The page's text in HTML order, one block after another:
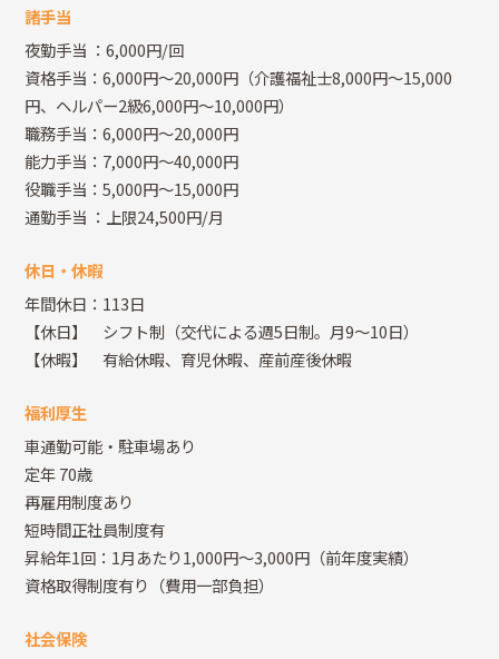
諸手当
夜勤手当 ：6,000円/回
資格手当：6,000円～20,000円（介護福祉士8,000円～15,000
円、ヘルパー2級6,000円～10,000円）
職務手当：6,000円～20,000円
能力手当：7,000円～40,000円
役職手当：5,000円～15,000円
通勤手当 ：上限24,500円/月
休日・休暇
年間休日：113日
【休日】 シフト制（交代による週5日制。月9～10日）
【休暇】 有給休暇、育児休暇、産前産後休暇
福利厚生
車通勤可能・駐車場あり
定年 70歳
再雇用制度あり
短時間正社員制度有
昇給年1回：1月あたり1,000円～3,000円（前年度実績）
資格取得制度有り（費用一部負担）
社会保険